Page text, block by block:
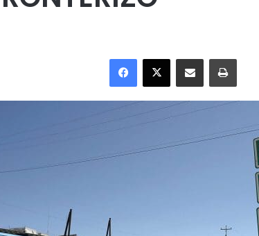
Facebook
X Enviar vía email